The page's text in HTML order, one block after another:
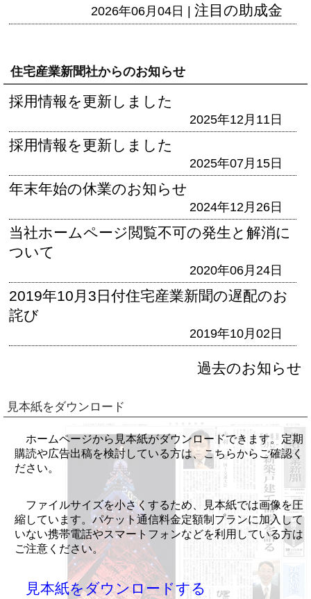
2026年06月04日 | 注目の助成金
住宅産業新聞社からのお知らせ
採用情報を更新しました
2025年12月11日
採用情報を更新しました
2025年07月15日
年末年始の休業のお知らせ
2024年12月26日
当社ホームページ閲覧不可の発生と解消に
ついて
2020年06月24日
2019年10月3日付住宅産業新聞の遅配のお
詫び
2019年10月02日
過去のお知らせ
見本紙をダウンロード
ホームページから見本紙がダウンロードできます。定期
購読や広告出稿を検討している方は、こちらからご確認く
ださい。
ファイルサイズを小さくするため、見本紙では画像を圧
縮しています。パケット通信料金定額制プランに加入して
いない携帯電話やスマートフォンなどを利用している方は
ご注意ください。
見本紙をダウンロードする